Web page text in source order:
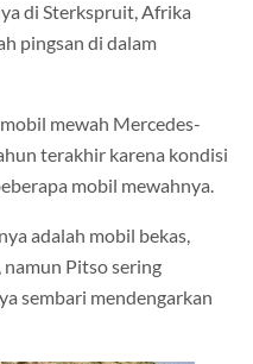
di Sterkspruit, Afrika
pingsan di dalam
mewah Mercedes-
terakhir karena kondisi
mobil mewahnya.
adalah mobil bekas,
namun Pitso sering
sembari mendengarkan